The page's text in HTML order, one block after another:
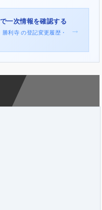
一次情報を確認する
利寺 の登記変更履歴・
→